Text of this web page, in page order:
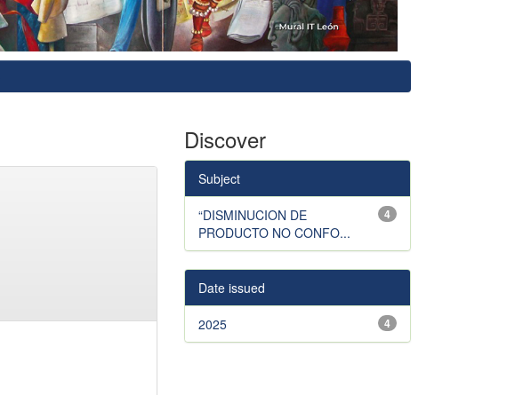
Discover
Subject
4
“DISMINUCION DE
PRODUCTO NO CONFO...
Date issued
4
2025